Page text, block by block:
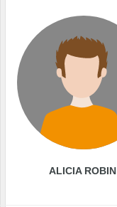
ALICIA ROBIN